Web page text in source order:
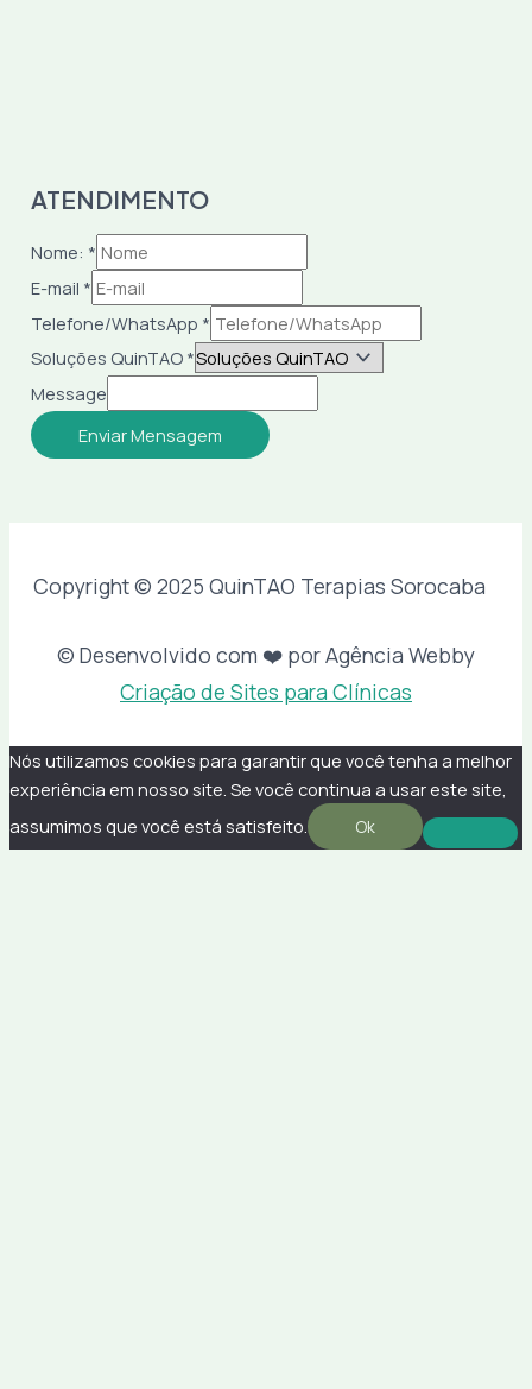
ATENDIMENTO
Nome: *
E-mail *
Telefone/WhatsApp *
Soluções QuinTAO *
Message
Enviar Mensagem
Copyright © 2025 QuinTAO Terapias Sorocaba
© Desenvolvido com ❤️ por Agência Webby
Criação de Sites para Clínicas
Nós utilizamos cookies para garantir que você tenha a melhor
experiência em nosso site. Se você continua a usar este site,
assumimos que você está satisfeito.
Ok